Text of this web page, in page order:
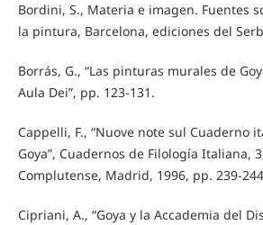
Bordini, S., Materia e imagen. Fuentes
la pintura, Barcelona, ediciones del
Borrás, G., “Las pinturas murales de
Aula Dei”, pp. 123-131.
Cappelli, F., “Nuove note sul Cuaderno
Goya”, Cuadernos de Filología Italiana,
Complutense, Madrid, 1996, pp. 239-
Cipriani, A., “Goya y la Accademia del